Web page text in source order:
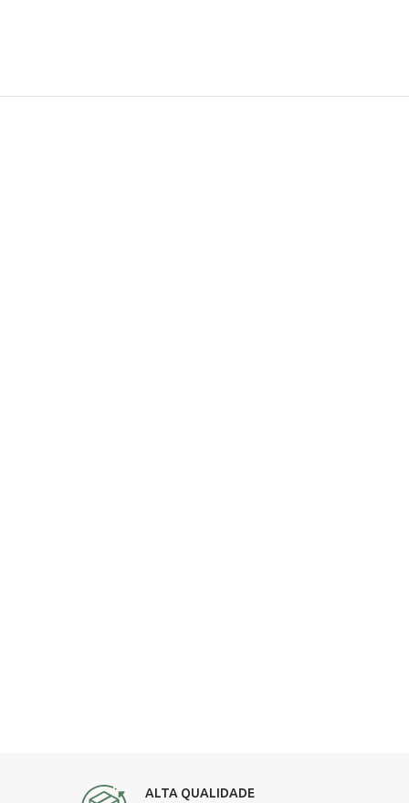
ALTA QUALIDADE